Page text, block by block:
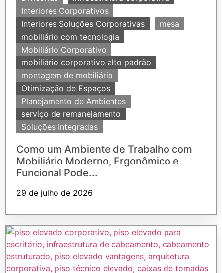
Interiores Corporativos
Interiores Soluções Corporativas
mesa
mobiliário com tecnologia
Mobiliário Corporativo
mobiliário corporativo alto padrão
montagem de mobiliário
Otimização de Espaços
Planejamento de Ambientes
serviço de remanejamento
Soluções Integradas
Como um Ambiente de Trabalho com
Mobiliário Moderno, Ergonômico e
Funcional Pode...
29 de julho de 2026